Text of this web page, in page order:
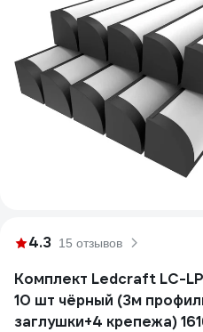
4.3 15 отзывов
Комплект Ledcraft LC-
10 шт чёрный (3м
заглушки+4 крепежа)